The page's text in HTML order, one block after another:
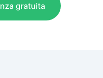
gratuita